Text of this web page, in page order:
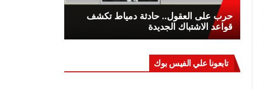
حرب على العقول.. حادثة دمياط تكشف
قواعد الاشتباك الجديدة
تابعونا علي الفيس بوك